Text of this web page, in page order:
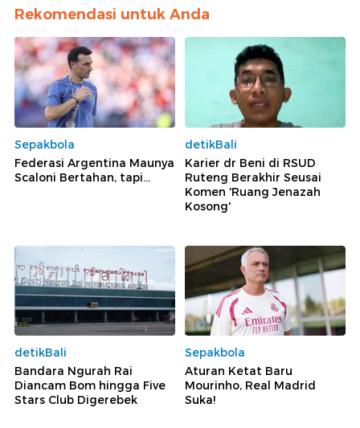
Rekomendasi untuk Anda
Sepakbola
Federasi Argentina Maunya
Scaloni Bertahan, tapi...
detikBali
Karier dr Beni di RSUD
Ruteng Berakhir Seusai
Komen 'Ruang Jenazah
Kosong'
detikBali
Bandara Ngurah Rai
Diancam Bom hingga Five
Stars Club Digerebek
Sepakbola
Aturan Ketat Baru
Mourinho, Real Madrid
Suka!